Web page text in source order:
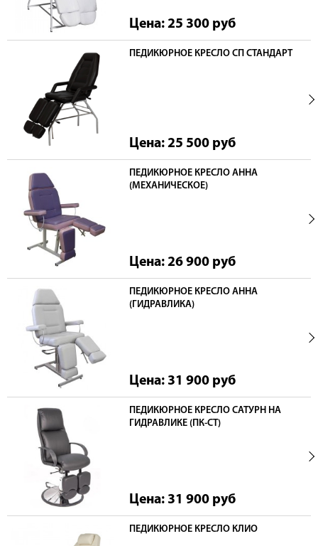
Цена: 25 300 руб
ПЕДИКЮРНОЕ КРЕСЛО СП СТАНДАРТ
Цена: 25 500 руб
ПЕДИКЮРНОЕ КРЕСЛО АННА
(МЕХАНИЧЕСКОЕ)
Цена: 26 900 руб
ПЕДИКЮРНОЕ КРЕСЛО АННА
(ГИДРАВЛИКА)
Цена: 31 900 руб
ПЕДИКЮРНОЕ КРЕСЛО САТУРН НА
ГИДРАВЛИКЕ (ПК-СТ)
Цена: 31 900 руб
ПЕДИКЮРНОЕ КРЕСЛО КЛИО